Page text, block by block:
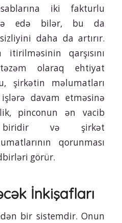
iki fakturlu
edə bilər, bu da
daha da artırır.
itirilməsinin qarşısını
olaraq ehtiyat
şirkətin məlumatları
davam etməsinə
pinconun ən vacib
biridir və şirkət
qorunması
görür.
İnkişafları
bir sistemdir. Onun